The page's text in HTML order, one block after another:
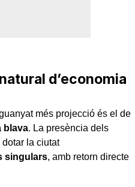
d’economia
més projecció és el de
blava. La presència dels
la ciutat
singulars, amb retorn directe